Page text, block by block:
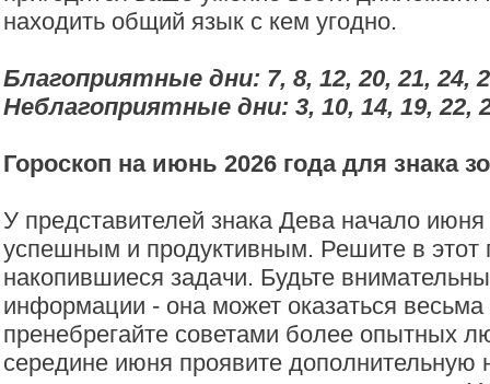
находить общий язык с кем угодно.
Благоприятные дни: 7, 8, 12, 20, 21, 24,
Неблагоприятные дни: 3, 10, 14, 19, 22,
Гороскоп на июнь 2026 года для знака
У представителей знака Дева начало
успешным и продуктивным. Решите в этот
накопившиеся задачи. Будьте
информации - она может оказаться
пренебрегайте советами более опытных
середине июня проявите дополнительную